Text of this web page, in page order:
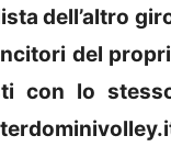
dell’altro
del
con lo